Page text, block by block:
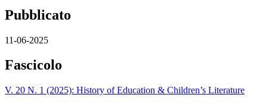
Pubblicato
11-06-2025
Fascicolo
V. 20 N. 1 (2025): History of Education & Children’s Literature